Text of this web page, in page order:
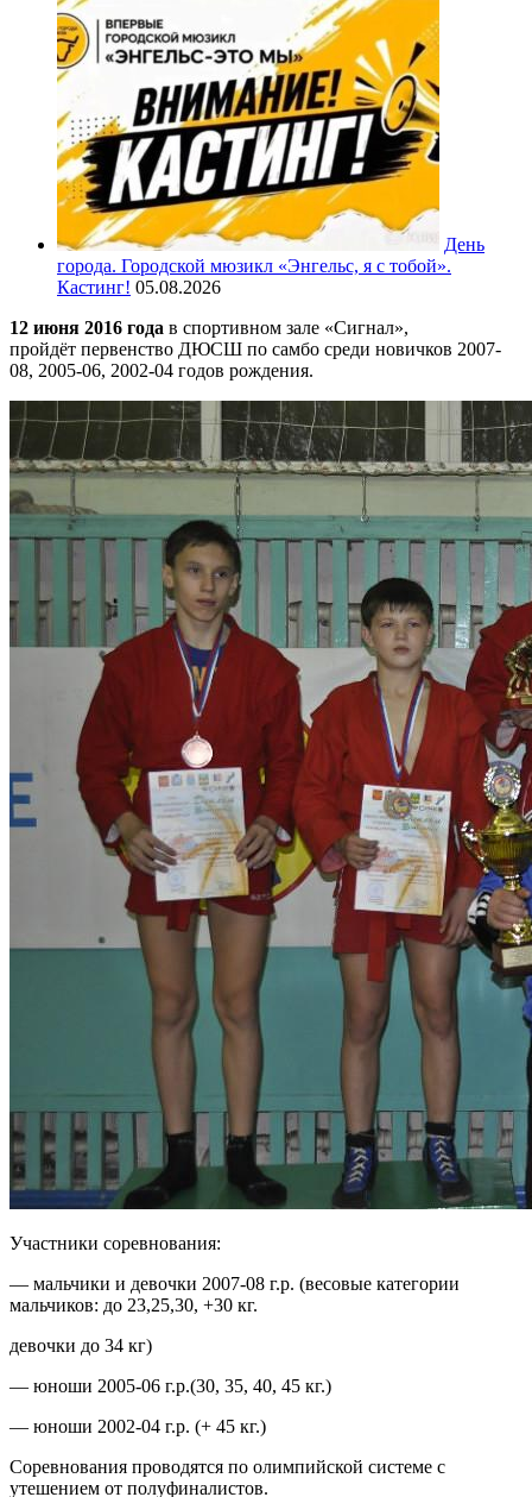
День
города. Городской мюзикл «Энгельс, я с тобой».
Кастинг! 05.08.2026
12 июня 2016 года в спортивном зале «Сигнал»,
пройдёт первенство ДЮСШ по самбо среди новичков 2007-
08, 2005-06, 2002-04 годов рождения.
Участники соревнования:
— мальчики и девочки 2007-08 г.р. (весовые категории
мальчиков: до 23,25,30, +30 кг.
девочки до 34 кг)
— юноши 2005-06 г.р.(30, 35, 40, 45 кг.)
— юноши 2002-04 г.р. (+ 45 кг.)
Соревнования проводятся по олимпийской системе с
утешением от полуфиналистов.